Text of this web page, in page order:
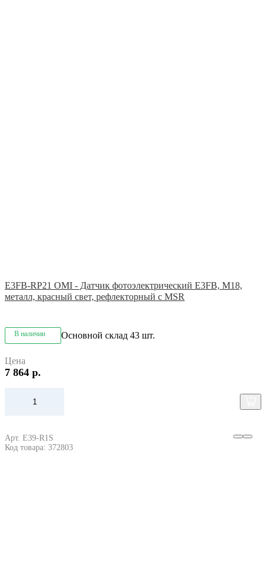
E3FB-RP21 OMI - Датчик фотоэлектрический E3FB, M18,
металл, красный свет, рефлекторный с MSR
В наличии Основной склад 43 шт.
Цена
7 864 р.
Арт. E39-R1S
Код товара: 372803